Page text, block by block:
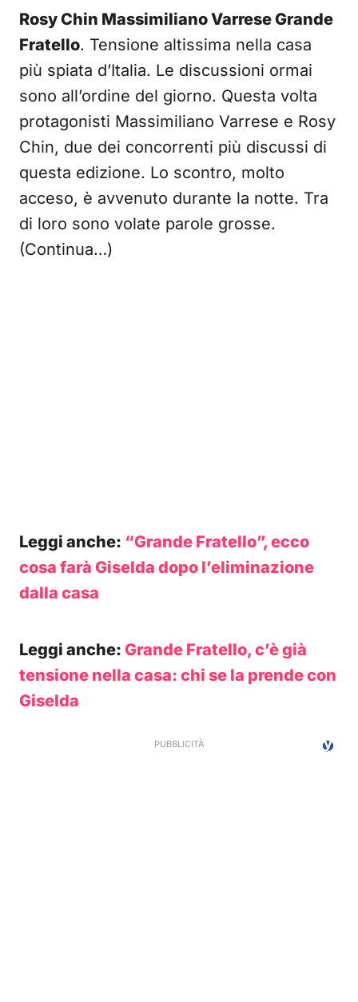
Rosy Chin Massimiliano Varrese Grande
Fratello. Tensione altissima nella casa
più spiata d’Italia. Le discussioni ormai
sono all’ordine del giorno. Questa volta
protagonisti Massimiliano Varrese e Rosy
Chin, due dei concorrenti più discussi di
questa edizione. Lo scontro, molto
acceso, è avvenuto durante la notte. Tra
di loro sono volate parole grosse.
(Continua…)
Leggi anche: “Grande Fratello”, ecco
cosa farà Giselda dopo l’eliminazione
dalla casa
Leggi anche: Grande Fratello, c’è già
tensione nella casa: chi se la prende con
Giselda